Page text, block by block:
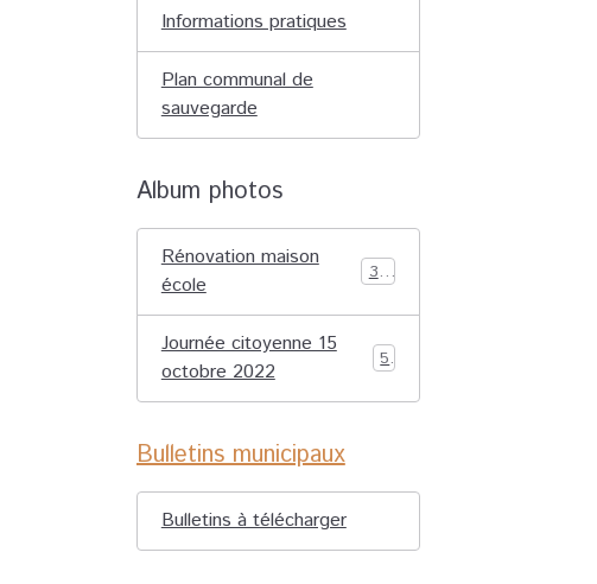
Informations pratiques
Plan communal de
sauvegarde
Album photos
Rénovation maison
école
36
Journée citoyenne 15
octobre 2022
5
Bulletins municipaux
Bulletins à télécharger